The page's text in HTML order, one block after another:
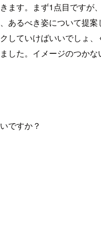
ます。まず1点目です
あるべき姿について提
していけばいいでしょ
した。イメージのつか
ですか？